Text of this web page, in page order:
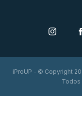
iProUP - © Copyright
Todos